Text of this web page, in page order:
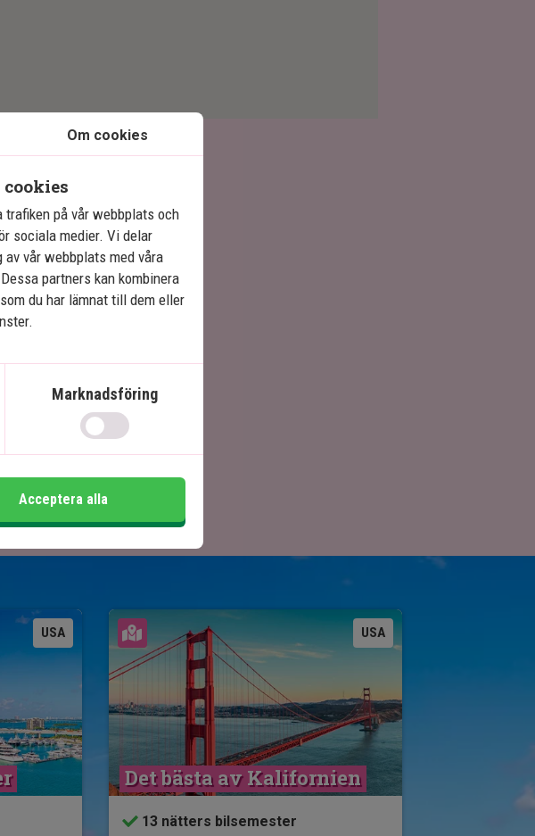
USA USA
Se karta
Det bästa av Kalifornien
13 nätters bilsemester
Om cookies
på vår webbplats och
sociala medier. Vi delar
vår webbplats med våra
partners kan kombinera
du har lämnat till dem eller
Marknadsföring
Acceptera alla